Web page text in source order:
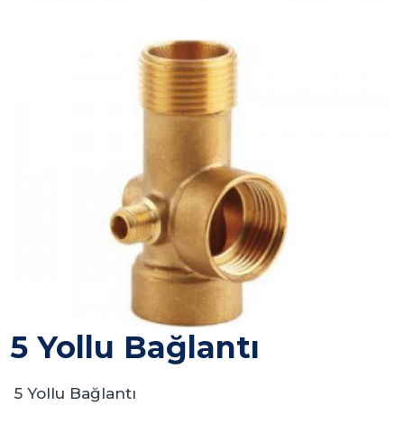
5 Yollu Bağlantı
5 Yollu Bağlantı